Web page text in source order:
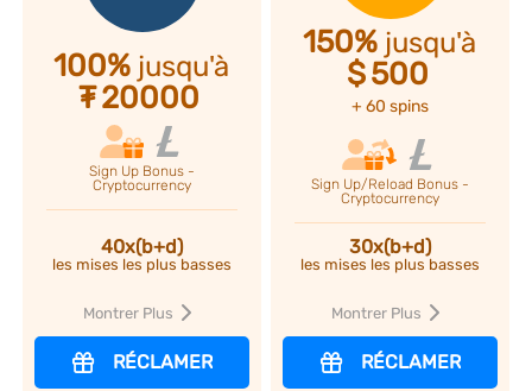
100% jusqu'à
₮20000
Sign Up Bonus -
Cryptocurrency
40x(b+d)
les mises les plus basses
Montrer Plus
RÉCLAMER
150% jusqu'à
$500
+ 60 spins
Sign Up/Reload Bonus -
Cryptocurrency
30x(b+d)
les mises les plus basses
Montrer Plus
RÉCLAMER